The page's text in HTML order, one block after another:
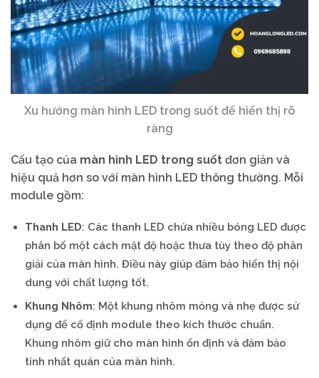
Xu hướng màn hình LED trong suốt để hiển thị rõ
ràng
Cấu tạo của màn hình LED trong suốt đơn giản và
hiệu quả hơn so với màn hình LED thông thường. Mỗi
module gồm:
Thanh LED: Các thanh LED chứa nhiều bóng LED được
phân bố một cách mật độ hoặc thưa tùy theo độ phân
giải của màn hình. Điều này giúp đảm bảo hiển thị nội
dung với chất lượng tốt.
Khung Nhôm: Một khung nhôm mỏng và nhẹ được sử
dụng để cố định module theo kích thước chuẩn.
Khung nhôm giữ cho màn hình ổn định và đảm bảo
tính nhất quán của màn hình.